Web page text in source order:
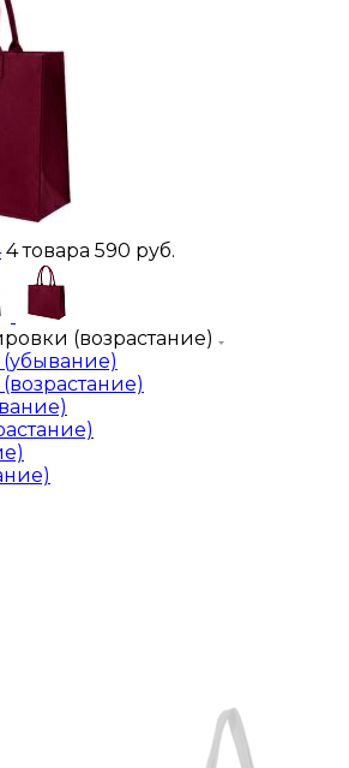
4 товара 590 руб.
(возрастание)